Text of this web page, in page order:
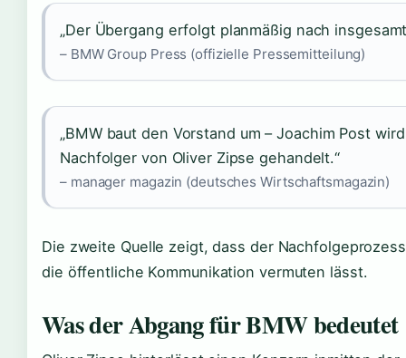
„Der Übergang erfolgt planmäßig nach
– BMW Group Press (offizielle Pressemitteilung)
„BMW baut den Vorstand um – Joachim Post
Nachfolger von Oliver Zipse gehandelt.“
– manager magazin (deutsches Wirtschaftsmagazin)
Die zweite Quelle zeigt, dass der
die öffentliche Kommunikation vermuten lässt.
Was der Abgang für BMW bedeutet